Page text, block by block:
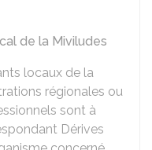
de la Miviludes
locaux de la
régionales ou
sont à
Dérives